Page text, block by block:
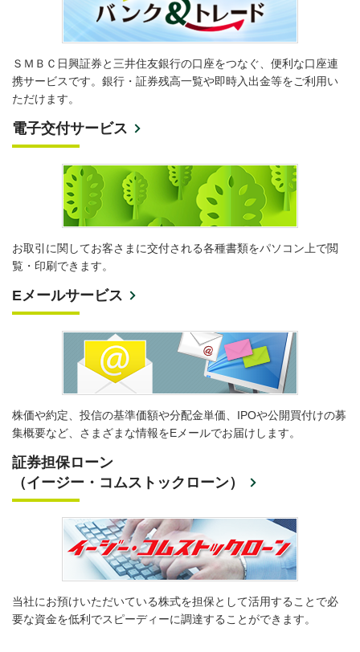
ＳＭＢＣ日興証券と三井住友銀行の口座をつなぐ、便利な口座連
携サービスです。銀行・証券残高一覧や即時入出金等をご利用い
ただけます。
電子交付サービス
お取引に関してお客さまに交付される各種書類をパソコン上で閲
覧・印刷できます。
Eメールサービス
株価や約定、投信の基準価額や分配金単価、IPOや公開買付けの募
集概要など、さまざまな情報をEメールでお届けします。
証券担保ローン
（イージー・コムストックローン）
当社にお預けいただいている株式を担保として活用することで必
要な資金を低利でスピーディーに調達することができます。